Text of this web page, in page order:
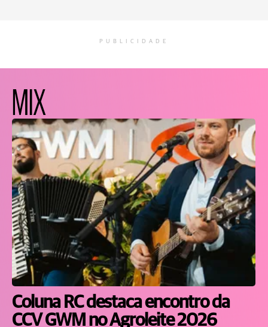
PUBLICIDADE
MIX
Coluna RC destaca encontro da
CCV GWM no Agroleite 2026